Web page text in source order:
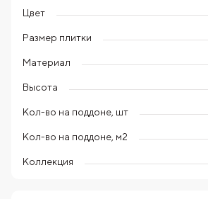
Цвет
Размер плитки
Материал
Высота
Кол-во на поддоне, шт
Кол-во на поддоне, м2
Коллекция